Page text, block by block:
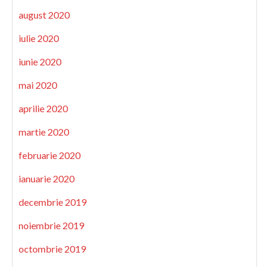
august 2020
iulie 2020
iunie 2020
mai 2020
aprilie 2020
martie 2020
februarie 2020
ianuarie 2020
decembrie 2019
noiembrie 2019
octombrie 2019